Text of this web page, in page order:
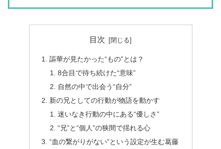
目次
謳華が見たかった“もの”とは？
8合目で待ち続けた“意味”
自然の中で出会う“自分”
新の兄としての行動が物語を動かす
迷いなき行動の中にある“優しさ”
“兄”と“個人”の狭間で揺れる心
“血の繋がりがない”という設定が生む葛藤